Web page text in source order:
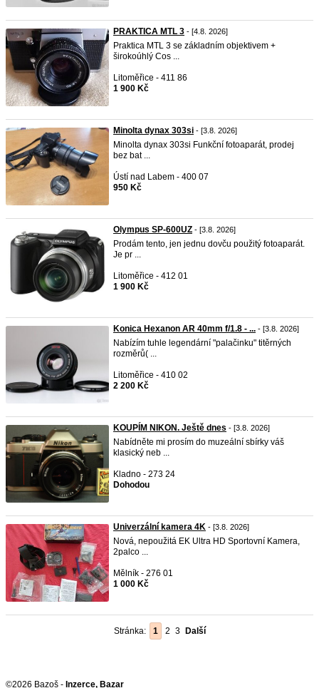
PRAKTICA MTL 3 - [4.8. 2026]
Praktica MTL 3 se základním objektivem +
širokoúhlý Cos ...
Litoměřice - 411 86
1 900 Kč
Minolta dynax 303si - [3.8. 2026]
Minolta dynax 303si Funkční fotoaparát, prodej
bez bat ...
Ústí nad Labem - 400 07
950 Kč
Olympus SP-600UZ - [3.8. 2026]
Prodám tento, jen jednu dovču použitý fotoaparát.
Je pr ...
Litoměřice - 412 01
1 900 Kč
Konica Hexanon AR 40mm f/1.8 - ... - [3.8. 2026]
Nabízím tuhle legendární "palačinku" titěrných
rozměrů( ...
Litoměřice - 410 02
2 200 Kč
KOUPÍM NIKON. Ještě dnes - [3.8. 2026]
Nabídněte mi prosím do muzeální sbírky váš
klasický neb ...
Kladno - 273 24
Dohodou
Univerzální kamera 4K - [3.8. 2026]
Nová, nepoužitá EK Ultra HD Sportovní Kamera,
2palco ...
Mělník - 276 01
1 000 Kč
Stránka: 1 2 3 Další
©2026 Bazoš - Inzerce, Bazar